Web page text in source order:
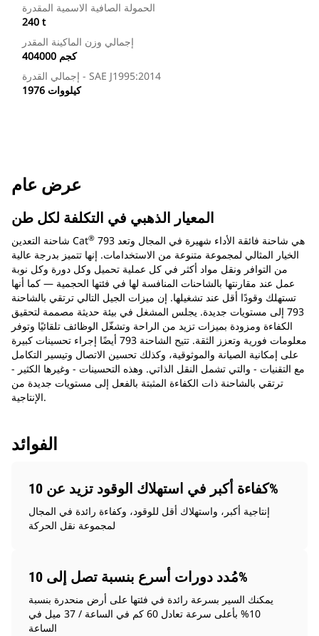
الحمولة الصافية الاسمية المقدرة
240 t
إجمالي وزن الماكينة المقدر
404000 كجم
إجمالي القدرة - SAE J1995:2014
1976 كيلووات
عرض عام
المعيار الذهبي في التكلفة لكل طن
شاحنة التعدين Cat® 793 هي شاحنة فائقة الأداء شهيرة في المجال وتعد
الخيار المثالي لمجموعة متنوعة من الاستخدامات. إنها تتميز بدرجة عالية
من التوافر ونقل مواد أكثر في كل عملية تحميل وكل دورة وكل نوبة
عمل عند مقارنتها بالشاحنات المنافسة لها في فئتها الحجمية — كما أنها
تستهلك وقودًا أقل عند تشغيلها. إن ميزات الجيل التالي ترتقي بالشاحنة
793 إلى مستويات جديدة. يجلس المشغل في بيئة حديثة مصممة لتحقيق
الكفاءة ومزودة بميزات تزيد من الراحة وتشغّل الوظائف تلقائيًا وتوفر
معلومات فورية وتعزز الثقة. تتيح الشاحنة 793 أيضًا إجراء تحسينات كبيرة
على إمكانية الصيانة والموثوقية، وكذلك تحسين الاتصال وتيسير التكامل
مع التقنيات - والتي تشمل النقل الذاتي. وهذه التحسينات - وغيرها الكثير -
ترتقي بالشاحنة ذات الكفاءة المثبتة بالفعل إلى مستويات جديدة من
الإنتاجية.
الفوائد
كفاءة أكبر في استهلاك الوقود تزيد عن 10%
إنتاجية أكبر، واستهلاك أقل للوقود، وكفاءة رائدة في المجال
لمجموعة نقل الحركة
مُدد دورات أسرع بنسبة تصل إلى 10%
يمكنك السير بسرعة رائدة في فئتها على أرض منحدرة بنسبة
10% بأعلى سرعة تعادل 60 كم في الساعة / 37 ميل في
الساعة